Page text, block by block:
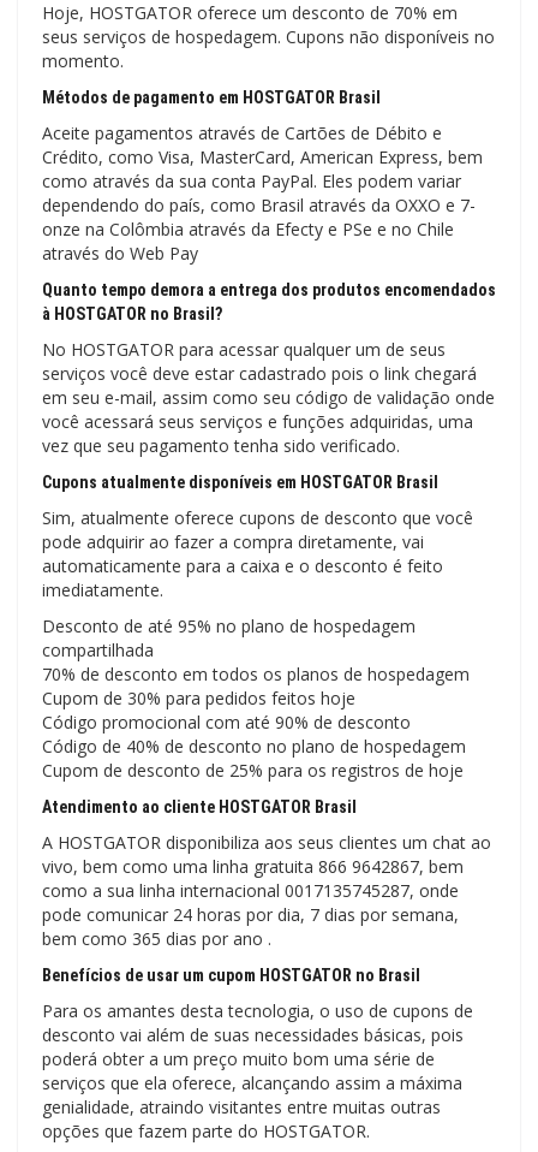
Hoje, HOSTGATOR oferece um desconto de 70% em
seus serviços de hospedagem. Cupons não disponíveis no
momento.
Métodos de pagamento em HOSTGATOR Brasil
Aceite pagamentos através de Cartões de Débito e
Crédito, como Visa, MasterCard, American Express, bem
como através da sua conta PayPal. Eles podem variar
dependendo do país, como Brasil através da OXXO e 7-
onze na Colômbia através da Efecty e PSe e no Chile
através do Web Pay
Quanto tempo demora a entrega dos produtos encomendados
à HOSTGATOR no Brasil?
No HOSTGATOR para acessar qualquer um de seus
serviços você deve estar cadastrado pois o link chegará
em seu e-mail, assim como seu código de validação onde
você acessará seus serviços e funções adquiridas, uma
vez que seu pagamento tenha sido verificado.
Cupons atualmente disponíveis em HOSTGATOR Brasil
Sim, atualmente oferece cupons de desconto que você
pode adquirir ao fazer a compra diretamente, vai
automaticamente para a caixa e o desconto é feito
imediatamente.
Desconto de até 95% no plano de hospedagem
compartilhada
70% de desconto em todos os planos de hospedagem
Cupom de 30% para pedidos feitos hoje
Código promocional com até 90% de desconto
Código de 40% de desconto no plano de hospedagem
Cupom de desconto de 25% para os registros de hoje
Atendimento ao cliente HOSTGATOR Brasil
A HOSTGATOR disponibiliza aos seus clientes um chat ao
vivo, bem como uma linha gratuita 866 9642867, bem
como a sua linha internacional 0017135745287, onde
pode comunicar 24 horas por dia, 7 dias por semana,
bem como 365 dias por ano .
Benefícios de usar um cupom HOSTGATOR no Brasil
Para os amantes desta tecnologia, o uso de cupons de
desconto vai além de suas necessidades básicas, pois
poderá obter a um preço muito bom uma série de
serviços que ela oferece, alcançando assim a máxima
genialidade, atraindo visitantes entre muitas outras
opções que fazem parte do HOSTGATOR.